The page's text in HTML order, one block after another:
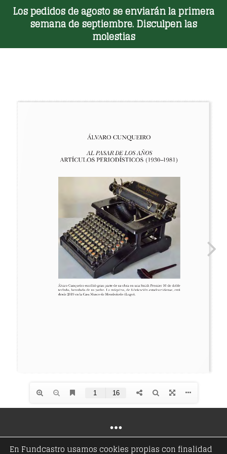
Los pedidos de agosto se enviarán la primera
semana de septiembre. Disculpen las
molestias
Toggle Menu
En Fundcastro usamos cookies propias con finalidad